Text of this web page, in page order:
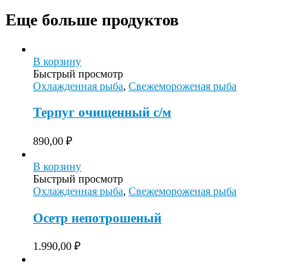
Еще больше продуктов
В корзину
Быстрый просмотр
Охлажденная рыба, Свежемороженая рыба
Терпуг очищенный с/м
890,00 ₽
В корзину
Быстрый просмотр
Охлажденная рыба, Свежемороженая рыба
Осетр непотрошеный
1.990,00 ₽